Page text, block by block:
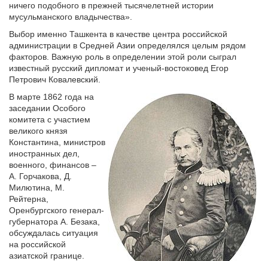
ничего подобного в прежней тысячелетней истории
мусульманского владычества».
Выбор именно Ташкента в качестве центра российской
администрации в Средней Азии определялся целым рядом
факторов. Важную роль в определении этой роли сыграл
известный русский дипломат и ученый-востоковед Егор
Петрович Ковалевский.
В марте 1862 года на
заседании Особого
комитета с участием
великого князя
Константина, министров
иностранных дел,
военного, финансов –
А. Горчакова, Д.
Милютина, М.
Рейтерна,
Оренбургского генерал-
губернатора А. Безака,
обсуждалась ситуация
на российской
азиатской границе.